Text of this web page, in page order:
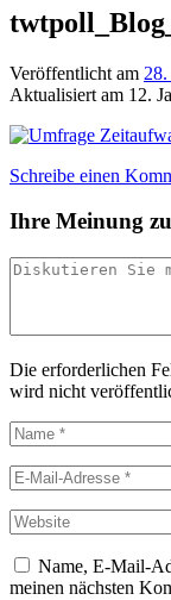
Veröffentlicht am
Aktualisiert am 12.
Schreibe einen
Ihre Meinung
Die erforderlichen
wird nicht
Name, E-Mail-
meinen nächsten